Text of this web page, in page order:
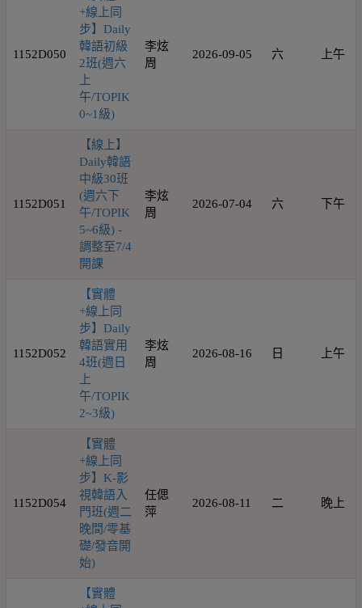
1152D050
+線上同
步】Daily
韓語初級
2班(週六
上
午/TOPIK
0~1級)
李炫
周
2026-09-05 六 上午
1152D051
【線上】
Daily韓語
中級30班
(週六下
午/TOPIK
5~6級) -
調整至7/4
開課
李炫
周
2026-07-04 六 下午
1152D052
【實體
+線上同
步】Daily
韓語實用
4班(週日
上
午/TOPIK
2~3級)
李炫
周
2026-08-16 日 上午
1152D054
【實體
+線上同
步】K-影
視韓語入
門班(週二
晚間/零基
礎/發音開
始)
任偲
萍
2026-08-11 二 晚上
【實體